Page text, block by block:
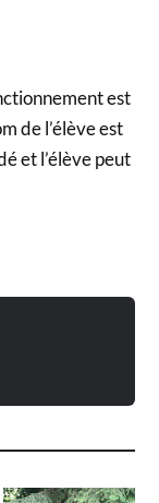
est
de l’élève est
et l’élève peut